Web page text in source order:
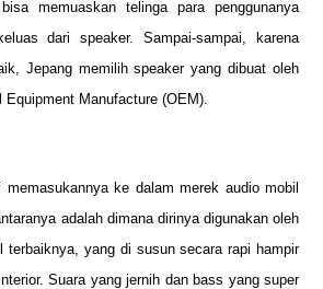
memuaskan telinga para penggunanya
dari speaker. Sampai-sampai, karena
Jepang memilih speaker yang dibuat oleh
Manufacture (OEM).
ke dalam merek audio mobil
adalah dimana dirinya digunakan oleh
terbaiknya, yang di susun secara rapi hampir
Suara yang jernih dan bass yang super